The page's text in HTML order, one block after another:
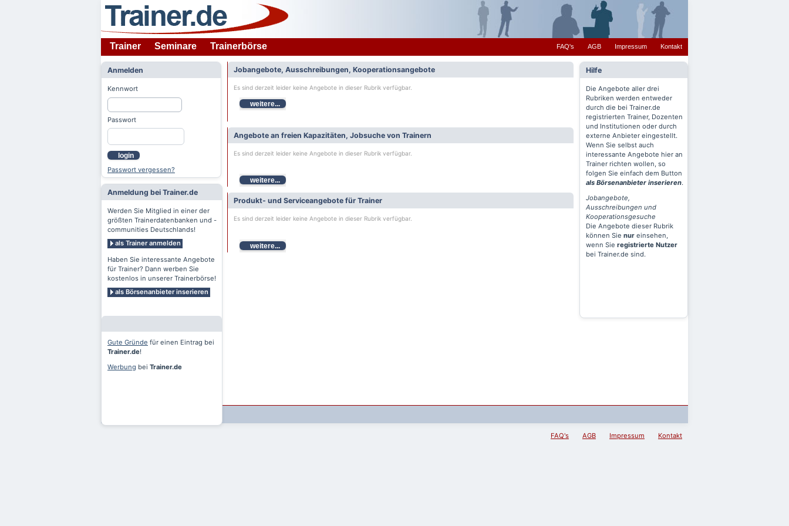
Trainer Seminare Trainerbörse FAQ's AGB Impressum Kontakt
Anmelden
Kennwort
Passwort
login
Passwort vergessen?
Anmeldung bei Trainer.de
Werden Sie Mitglied in einer der
größten Trainerdatenbanken und -
communities Deutschlands!
als Trainer anmelden
Haben Sie interessante Angebote
für Trainer? Dann werben Sie
kostenlos in unserer Trainerbörse!
als Börsenanbieter inserieren
Gute Gründe für einen Eintrag bei
Trainer.de!
Werbung bei Trainer.de
Hilfe
Die Angebote aller drei
Rubriken werden entweder
durch die bei Trainer.de
registrierten Trainer, Dozenten
und Institutionen oder durch
externe Anbieter eingestellt.
Wenn Sie selbst auch
interessante Angebote hier an
Trainer richten wollen, so
folgen Sie einfach dem Button
als Börsenanbieter inserieren.
Jobangebote,
Ausschreibungen und
Kooperationsgesuche
Die Angebote dieser Rubrik
können Sie nur einsehen,
wenn Sie registrierte Nutzer
bei Trainer.de sind.
Jobangebote, Ausschreibungen, Kooperationsangebote
Es sind derzeit leider keine Angebote in dieser Rubrik verfügbar.
weitere...
Angebote an freien Kapazitäten, Jobsuche von Trainern
Es sind derzeit leider keine Angebote in dieser Rubrik verfügbar.
weitere...
Produkt- und Serviceangebote für Trainer
Es sind derzeit leider keine Angebote in dieser Rubrik verfügbar.
weitere...
FAQ's AGB Impressum Kontakt